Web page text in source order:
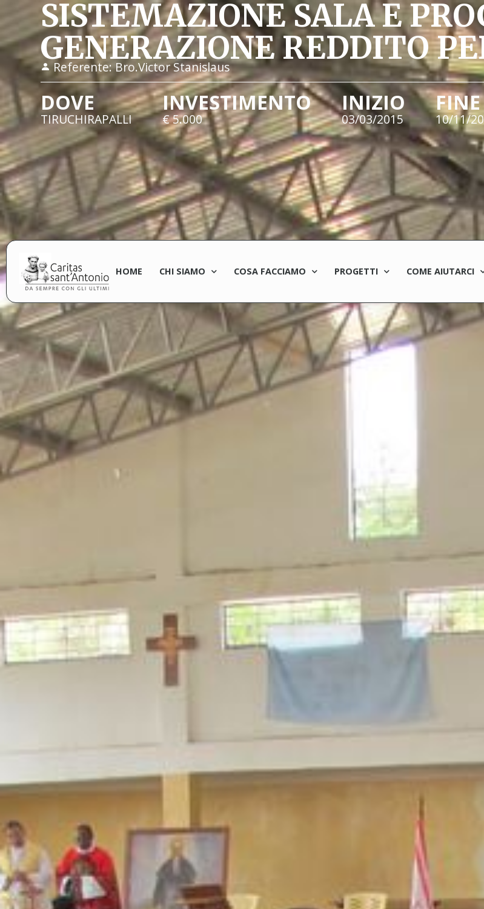
HOME CHI SIAMO COSA FACCIAMO PROGETTI COME AIUTARCI
SISTEMAZIONE SALA E
GENERAZIONE REDDITO
Referente:Bro.Victor Stanislaus
DOVE
TIRUCHIRAPALLI
INVESTIMENTO
€ 5.000
INIZIO
03/03/2015
FINE
10/11/